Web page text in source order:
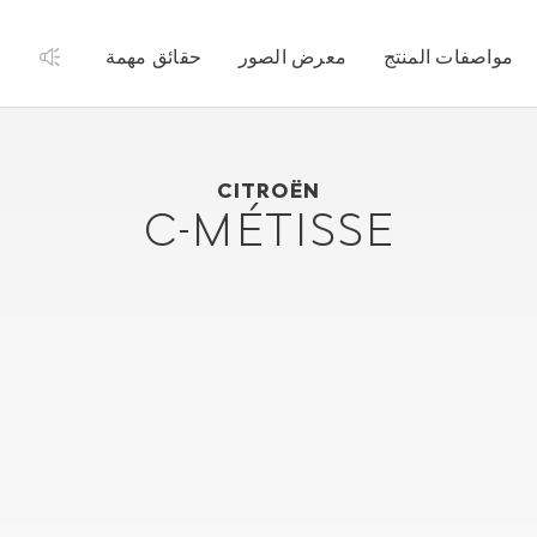
مواصفات المنتج معرض الصور حقائق مهمة
CITROËN
C-MÉTISSE